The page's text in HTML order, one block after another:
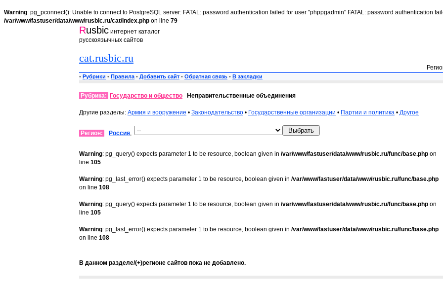
Warning: pg_pconnect(): Unable to connect to PostgreSQL server: FATAL: password authentication failed for user "phppgadmin" FATAL: password authentication
/var/www/fastuser/data/www/rusbic.ru/cat/index.php on line 79
Rusbic интернет каталог
русскоязычных сайтов
cat.rusbic.ru
• Рубрики • Правила • Добавить сайт • Обратная связь • В закладки
Рубрика: Государство и общество Неправительственные объединения
Другие разделы: Армия и вооружение • Законодательство • Государственные организации • Партии и политика • Другое
Регион: Россия,
Warning: pg_query() expects parameter 1 to be resource, boolean given in /var/www/fastuser/data/www/rusbic.ru/func/base.php on
line 105
Warning: pg_last_error() expects parameter 1 to be resource, boolean given in /var/www/fastuser/data/www/rusbic.ru/func/base.php
on line 108
Warning: pg_query() expects parameter 1 to be resource, boolean given in /var/www/fastuser/data/www/rusbic.ru/func/base.php on
line 105
Warning: pg_last_error() expects parameter 1 to be resource, boolean given in /var/www/fastuser/data/www/rusbic.ru/func/base.php
on line 108
В данном разделе/(+)регионе сайтов пока не добавлено.